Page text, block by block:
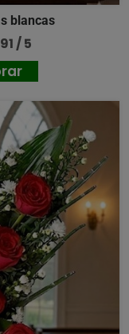
blancas
/ 5